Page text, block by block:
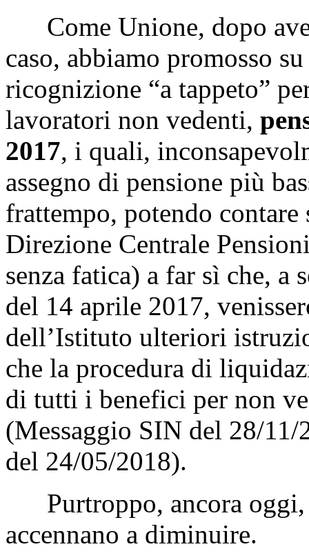
Come Unione, dopo
caso, abbiamo promosso
ricognizione “a tappeto”
lavoratori non vedenti,
2017, i quali,
assegno di pensione più
frattempo, potendo
Direzione Centrale
senza fatica) a far sì che, a
del 14 aprile 2017,
dell’Istituto ulteriori
che la procedura di
di tutti i benefici per non
(Messaggio SIN del 28/11/
del 24/05/2018).
Purtroppo, ancora oggi,
accennano a diminuire.